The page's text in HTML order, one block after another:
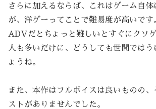
さらに加えるならば、これはゲーム自
が、洋ゲーってことで難易度が高いです
ADVだとちょっと難しいとすぐにクソ
人も多いだけに、どうしても世間ではう
ょうね。
また、本作はフルボイスは良いものの、
ストがありませんでした。